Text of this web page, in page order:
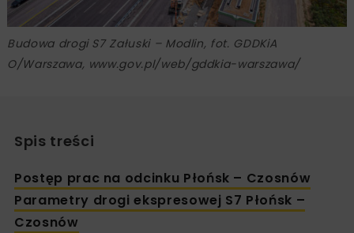
Budowa drogi S7 Załuski – Modlin, fot. GDDKiA
O/Warszawa, www.gov.pl/web/gddkia-warszawa/
Spis treści
Postęp prac na odcinku Płońsk – Czosnów
Parametry drogi ekspresowej S7 Płońsk –
Czosnów